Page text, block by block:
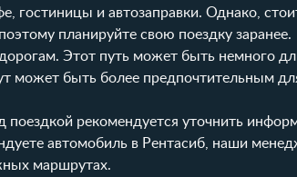
гостиницы и автозаправки. Однако,
планируйте свою поездку заранее.
Этот путь может быть немного
может быть более предпочтительным
поездкой рекомендуется уточнить
автомобиль в Рентасиб , наши
маршрутах.